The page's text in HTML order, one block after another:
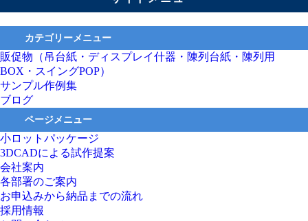
カテゴリーメニュー
販促物（吊台紙・ディスプレイ什器・陳列台紙・陳列用
BOX・スイングPOP）
サンプル作例集
ブログ
ページメニュー
小ロットパッケージ
3DCADによる試作提案
会社案内
各部署のご案内
お申込みから納品までの流れ
採用情報